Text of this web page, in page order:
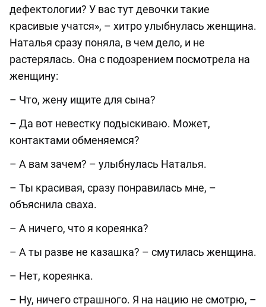
дефектологии? У вас тут девочки такие
красивые учатся», – хитро улыбнулась женщина.
Наталья сразу поняла, в чем дело, и не
растерялась. Она с подозрением посмотрела на
женщину:
– Что, жену ищите для сына?
– Да вот невестку подыскиваю. Может,
контактами обменяемся?
– А вам зачем? – улыбнулась Наталья.
– Ты красивая, сразу понравилась мне, –
объяснила сваха.
– А ничего, что я кореянка?
– А ты разве не казашка? – смутилась женщина.
– Нет, кореянка.
– Ну, ничего страшного. Я на нацию не смотрю, –